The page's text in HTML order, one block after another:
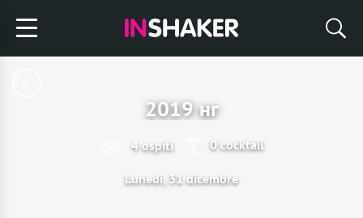
2019 нг
4 ospiti 0 cocktail
Lunedì, 31 dicembre